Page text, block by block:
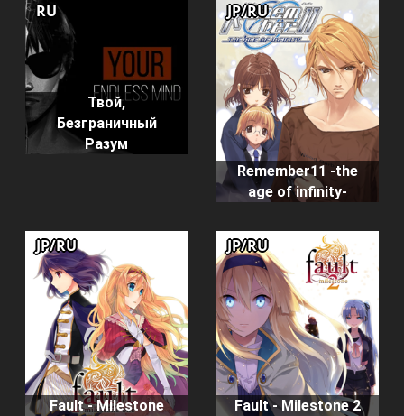
Твой,
Безграничный
Разум
RU
Remember11 -the
age of infinity-
JP/RU
Fault - Milestone
JP/RU
Fault - Milestone 2
JP/RU